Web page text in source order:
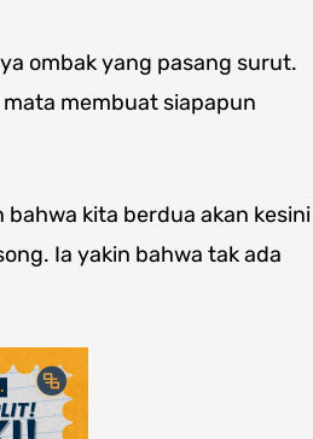
ombak yang pasang surut.
membuat siapapun
bahwa kita berdua akan kesini
Ia yakin bahwa tak ada